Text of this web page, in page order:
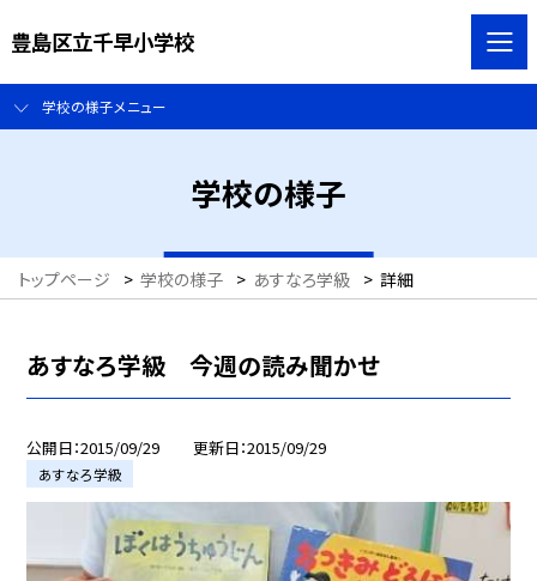
豊島区立千早小学校
学校の様子メニュー
学校の様子
トップページ > 学校の様子 > あすなろ学級 > 詳細
あすなろ学級 今週の読み聞かせ
公開日 2015/09/29 更新日 2015/09/29
あすなろ学級